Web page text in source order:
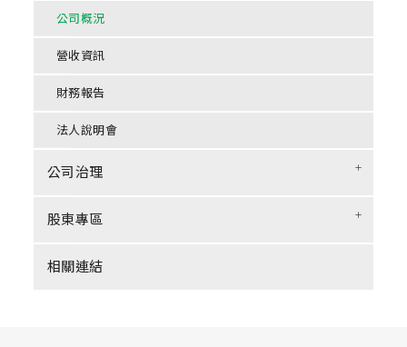
公司概況
營收資訊
財務報告
法人說明會
公司治理 +
股東專區 +
相關連結